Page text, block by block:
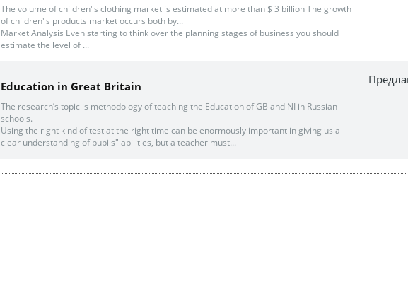
The volume of children"s clothing market is estimated at more than $ 3 billion The growth
of children"s products market occurs both by...
Market Analysis Even starting to think over the planning stages of business you should
estimate the level of ...
Education in Great Britain
The research’s topic is methodology of teaching the Education of GB and NI in Russian
schools.
Using the right kind of test at the right time can be enormously important in giving us a
clear understanding of pupils" abilities, but a teacher must...